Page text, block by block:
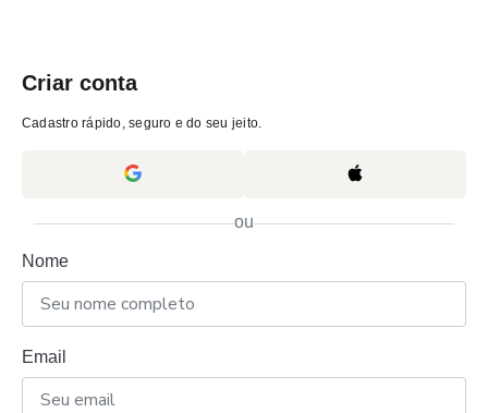
Criar conta
Cadastro rápido, seguro e do seu jeito.
ou
Nome
Email